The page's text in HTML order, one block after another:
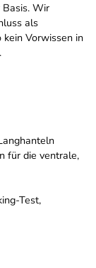
Basis. Wir
als
kein Vorwissen in
für die ventrale,
Test,